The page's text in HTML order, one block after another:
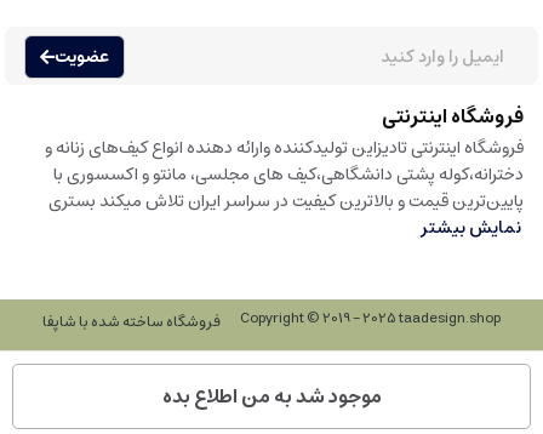
موجود شد به من اطلاع بده
عضویت
فروشگاه اینترنتی
فروشگاه اینترنتی تادیزاین تولیدکننده وارائه دهنده انواع کیف‌های زنانه و
دخترانه،کوله پشتی دانشگاهی،کیف های مجلسی، مانتو و اکسسوری با
پایین‌ترین قیمت و بالاترین کیفیت در سراسر ایران تلاش میکند بستری
نمایش بیشتر
Copyright © 2019 - 2025 taadesign.shop فروشگاه ساخته شده با شاپفا